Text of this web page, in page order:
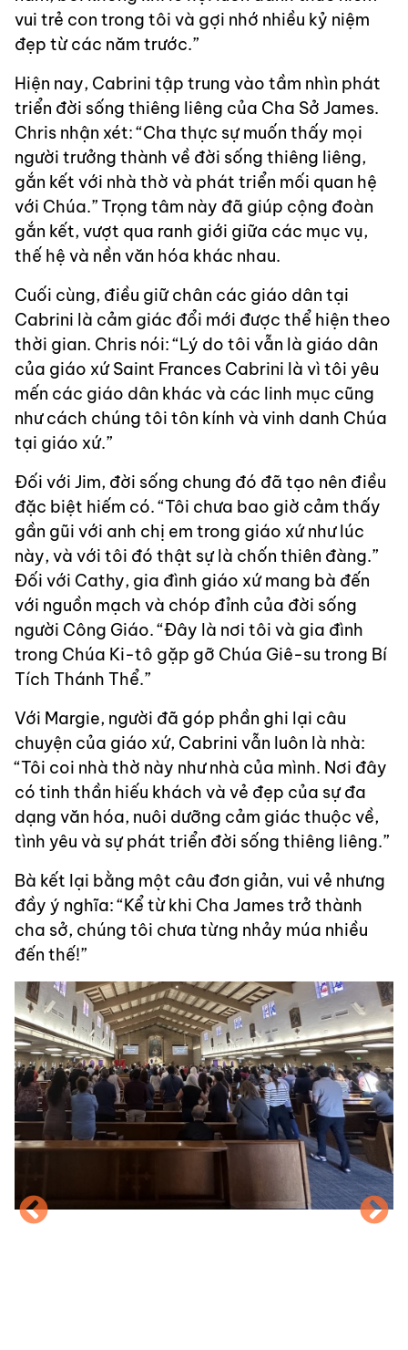
vui trẻ con trong tôi và gợi nhớ nhiều kỷ niệm
đẹp từ các năm trước.”
Hiện nay, Cabrini tập trung vào tầm nhìn phát
triển đời sống thiêng liêng của Cha Sở James.
Chris nhận xét: “Cha thực sự muốn thấy mọi
người trưởng thành về đời sống thiêng liêng,
gắn kết với nhà thờ và phát triển mối quan hệ
với Chúa.” Trọng tâm này đã giúp cộng đoàn
gắn kết, vượt qua ranh giới giữa các mục vụ,
thế hệ và nền văn hóa khác nhau.
Cuối cùng, điều giữ chân các giáo dân tại
Cabrini là cảm giác đổi mới được thể hiện theo
thời gian. Chris nói: “Lý do tôi vẫn là giáo dân
của giáo xứ Saint Frances Cabrini là vì tôi yêu
mến các giáo dân khác và các linh mục cũng
như cách chúng tôi tôn kính và vinh danh Chúa
tại giáo xứ.”
Đối với Jim, đời sống chung đó đã tạo nên điều
đặc biệt hiếm có. “Tôi chưa bao giờ cảm thấy
gần gũi với anh chị em trong giáo xứ như lúc
này, và với tôi đó thật sự là chốn thiên đàng.”
Đối với Cathy, gia đình giáo xứ mang bà đến
với nguồn mạch và chóp đỉnh của đời sống
người Công Giáo. “Đây là nơi tôi và gia đình
trong Chúa Ki-tô gặp gỡ Chúa Giê-su trong Bí
Tích Thánh Thể.”
Với Margie, người đã góp phần ghi lại câu
chuyện của giáo xứ, Cabrini vẫn luôn là nhà:
“Tôi coi nhà thờ này như nhà của mình. Nơi đây
có tinh thần hiếu khách và vẻ đẹp của sự đa
dạng văn hóa, nuôi dưỡng cảm giác thuộc về,
tình yêu và sự phát triển đời sống thiêng liêng.”
Bà kết lại bằng một câu đơn giản, vui vẻ nhưng
đầy ý nghĩa: “Kể từ khi Cha James trở thành
cha sở, chúng tôi chưa từng nhảy múa nhiều
đến thế!”